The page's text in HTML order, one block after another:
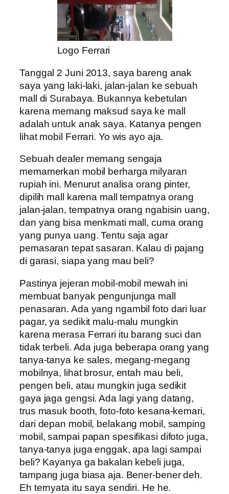
Logo Ferrari
Tanggal 2 Juni 2013, saya bareng anak
saya yang laki-laki, jalan-jalan ke sebuah
mall di Surabaya. Bukannya kebetulan
karena memang maksud saya ke mall
adalah untuk anak saya. Katanya pengen
lihat mobil Ferrari. Yo wis ayo aja.
Sebuah dealer memang sengaja
memamerkan mobil berharga milyaran
rupiah ini. Menurut analisa orang pinter,
dipilih mall karena mall tempatnya orang
jalan-jalan, tempatnya orang ngabisin uang,
dan yang bisa menkmati mall, cuma orang
yang punya uang. Tentu saja agar
pemasaran tepat sasaran. Kalau di pajang
di garasi, siapa yang mau beli?
Pastinya jejeran mobil-mobil mewah ini
membuat banyak pengunjunga mall
penasaran. Ada yang ngambil foto dari luar
pagar, ya sedikit malu-malu mungkin
karena merasa Ferrari itu barang suci dan
tidak terbeli. Ada juga beberapa orang yang
tanya-tanya ke sales, megang-megang
mobilnya, lihat brosur, entah mau beli,
pengen beli, atau mungkin juga sedikit
gaya jaga gengsi. Ada lagi yang datang,
trus masuk booth, foto-foto kesana-kemari,
dari depan mobil, belakang mobil, samping
mobil, sampai papan spesifikasi difoto juga,
tanya-tanya juga enggak, apa lagi sampai
beli? Kayanya ga bakalan kebeli juga,
tampang juga biasa aja. Bener-bener deh.
Eh ternyata itu saya sendiri. He he.